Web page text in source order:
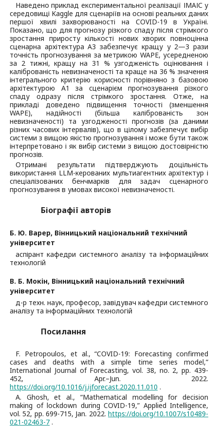
Наведено приклад експериментальної реалізації ІМАІС у
середовищі Kaggle для сценаріїв на основі реальних даних
першої хвилі захворюваності на COVID-19 в Україні.
Показано, що для прогнозу різкого спаду після стрімкого
зростання приросту кількості нових хворих повноцінна
сценарна архітектура A3 забезпечує кращу у 2—3 рази
точність прогнозування за метрикою WAPE, усередненою
за 2 тижні, кращу на 31 % узгодженість оцінювання і
каліброваність невизначеності та краще на 36 % значення
інтегрального критерію корисності порівняно з базовою
архітектурою A1 за сценарієм прогнозування різкого
спаду одразу після стрімкого зростання. Отже, на
прикладі доведено підвищення точності (зменшення
WAPE), надійності (більша каліброваність зон
невизначеності) та узгодженості прогнозів (за даними
різних часових інтервалів), що в цілому забезпечує вибір
системи з вищою якістю прогнозування і може бути також
інтерпретовано і як вибір системи з вищою достовірністю
прогнозів.
Отримані результати підтверджують доцільність
використання LLM-керованих мультиагентних архітектур і
спеціалізованих бенчмарків для задач сценарного
прогнозування в умовах високої невизначеності.
Біографії авторів
Б. Ю. Варер, Вінницький національний технічний
університет
аспірант кафедри системного аналізу та інформаційних
технологій
В. Б. Мокін, Вінницький національний технічний
університет
д-р техн. наук, професор, завідувач кафедри системного
аналізу та інформаційних технологій
Посилання
F. Petropoulos, et al., “COVID-19: Forecasting confirmed
cases and deaths with a simple time series model,”
International Journal of Forecasting, vol. 38, no. 2, pp. 439-
452, Apr.–Jun. 2022.
https://doi.org/10.1016/j.ijforecast.2020.11.010 .
A. Ghosh, et al., “Mathematical modelling for decision
making of lockdown during COVID-19,” Applied Intelligence,
vol. 52, pp. 699-715, Jan. 2022. https://doi.org/10.1007/s10489-
021-02463-7 .